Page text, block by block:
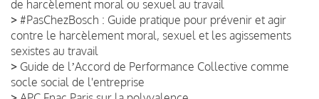
de harcèlement moral ou sexuel au travail
> #PasChezBosch : Guide pratique pour prévenir et agir
contre le harcèlement moral, sexuel et les agissements
sexistes au travail
> Guide de lʼAccord de Performance Collective comme
socle social de l'entreprise